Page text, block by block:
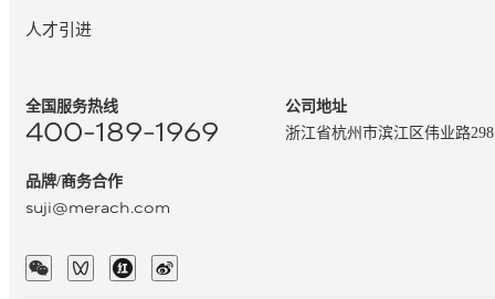
人才引进
全国服务热线
400-189-1969
品牌/商务合作
suji@merach.com
公司地址
浙江省杭州市滨江区伟业路